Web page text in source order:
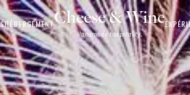
HÉBERGEMENTCheese & Wine
Handmade hospitality.